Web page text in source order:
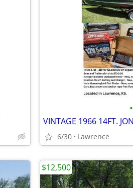
•
6/30 Lawrence
$12,500